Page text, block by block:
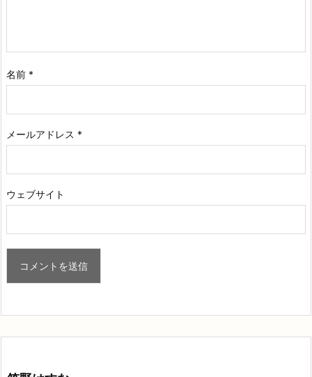
名前 *
メールアドレス *
ウェブサイト